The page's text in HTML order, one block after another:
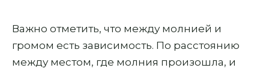
Важно отметить, что между молнией и
громом есть зависимость. По расстоянию
между местом, где молния произошла, и